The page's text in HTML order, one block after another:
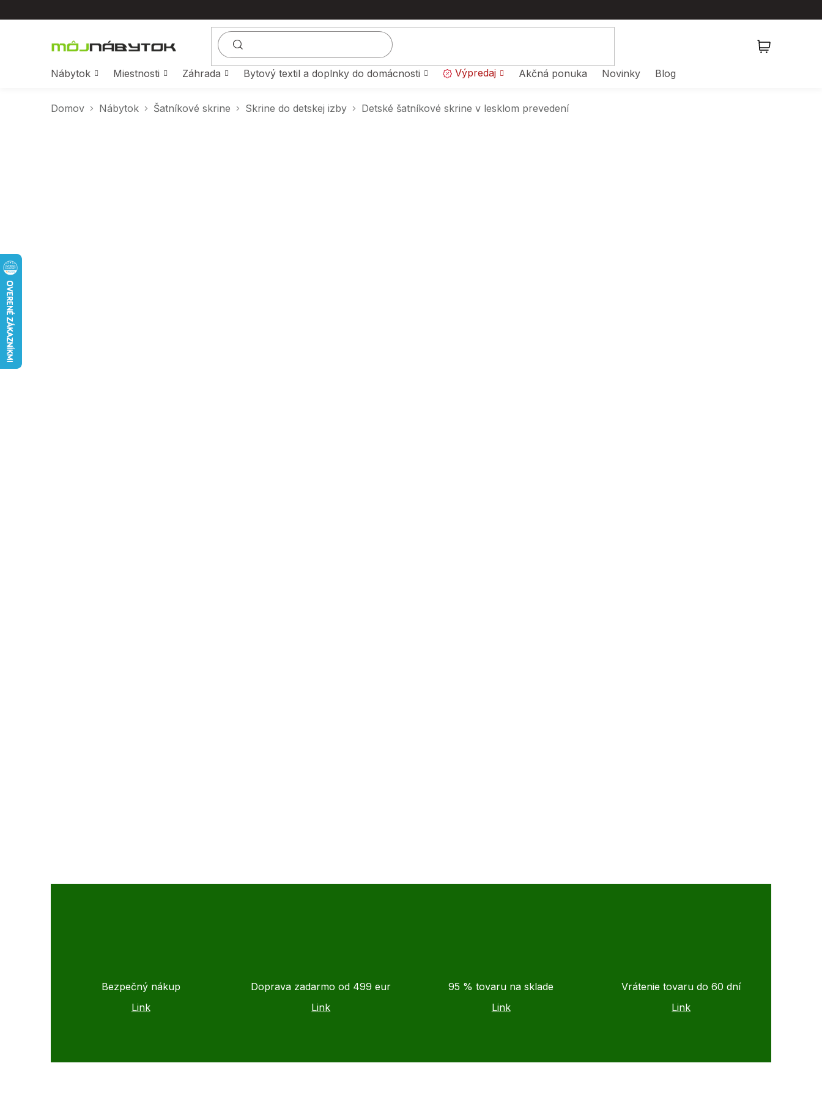
na
Nábytok
Miestnosti Záhrada Bytový textil a doplnky do domácnosti Výpredaj Akčná ponuka Novinky Blog
Domov Nábytok Šatníkové skrine Skrine do detskej izby Detské šatníkové skrine v lesklom prevedení
Bezpečný nákup
Link
Doprava zadarmo od 499 eur
Link
95 % tovaru na sklade
Link
Vrátenie tovaru do 60 dní
Link